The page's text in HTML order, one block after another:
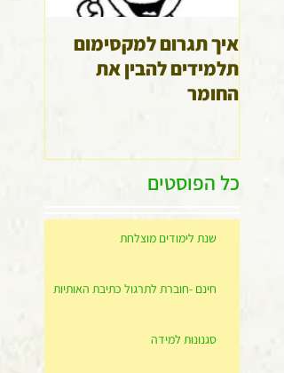
איך תגרום למקסימום
תלמידים להבין את
החומר
כל הפוסטים
שנת לימודים מוצלחת
חינם -חוברת לתרגול כתיבת האותיות
סגנונות למידה